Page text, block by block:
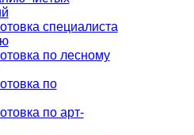
специалиста
по лесному
по
по арт-